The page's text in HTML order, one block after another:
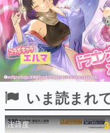
アプリセール情報
インタビュー
連載・特集
殿堂入り
SNS拡散数
ど。多くの
事をまとめ
いま読まれ
注目度